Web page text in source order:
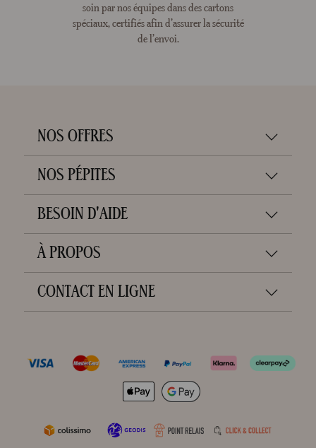
soin par nos équipes dans des cartons
spéciaux, certifiés afin d’assurer la sécurité
de l’envoi.
NOS OFFRES
NOS PÉPITES
BESOIN D'AIDE
À PROPOS
CONTACT EN LIGNE